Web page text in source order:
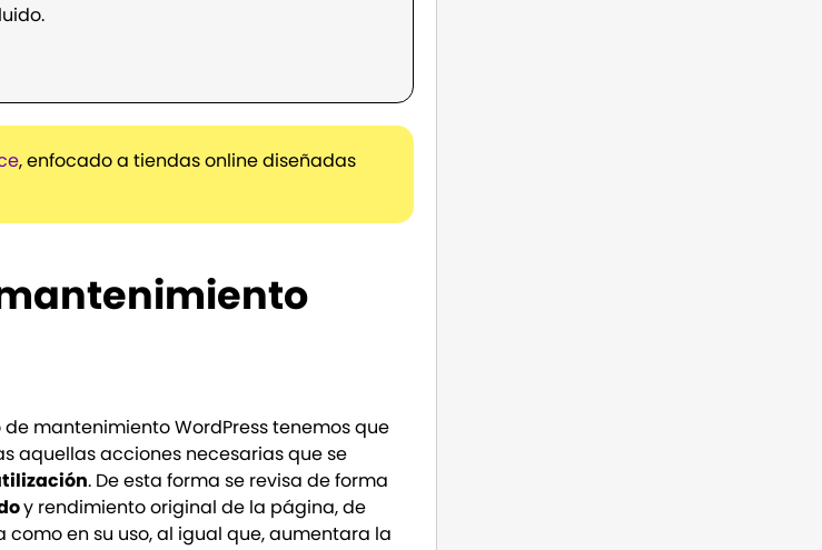
, enfocado a tiendas online diseñadas
mantenimiento WordPress tenemos que
aquellas acciones necesarias que se
. De esta forma se revisa de forma
y rendimiento original de la página, de
en su uso, al igual que, aumentara la